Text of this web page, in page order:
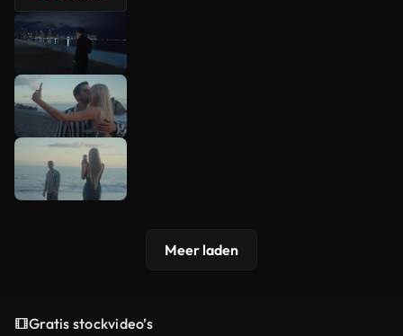
Meer laden
Gratis stockvideo’s